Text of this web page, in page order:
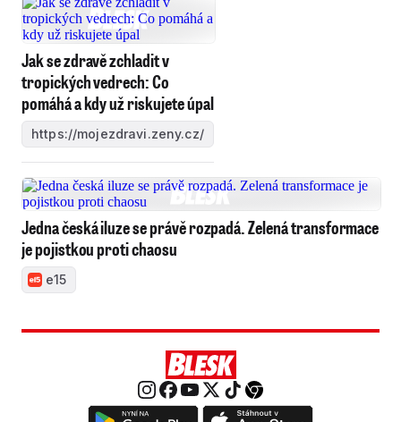
Jak se zdravě zchladit v
tropických vedrech: Co
pomáhá a kdy už riskujete úpal
https://mojezdravi.zeny.cz/
Jedna česká iluze se právě rozpadá. Zelená transformace
je pojistkou proti chaosu
e15